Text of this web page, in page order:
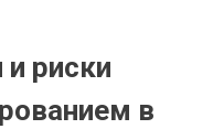
и риски
в